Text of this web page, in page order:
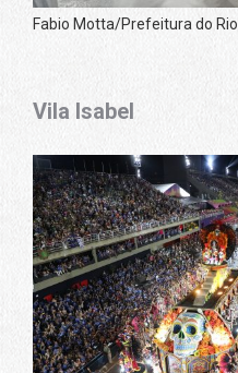
Fabio Motta/Prefeitura do Rio
Vila Isabel